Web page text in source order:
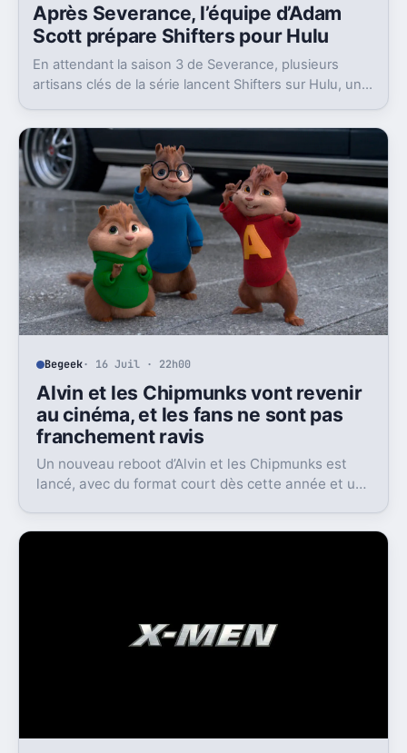
Après Severance, l’équipe d’Adam
Scott prépare Shifters pour Hulu
En attendant la saison 3 de Severance, plusieurs
artisans clés de la série lancent Shifters sur Hulu, un
Begeek· 16 Juil · 22h00
Alvin et les Chipmunks vont revenir
au cinéma, et les fans ne sont pas
franchement ravis
Un nouveau reboot d’Alvin et les Chipmunks est
lancé, avec du format court dès cette année et un